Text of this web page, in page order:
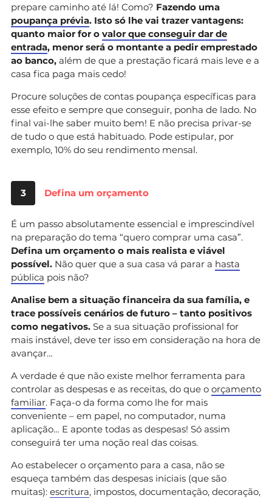
prepare caminho até lá! Como? Fazendo uma
poupança prévia. Isto só lhe vai trazer vantagens:
quanto maior for o valor que conseguir dar de
entrada, menor será o montante a pedir emprestado
ao banco, além de que a prestação ficará mais leve e a
casa fica paga mais cedo!
Procure soluções de contas poupança específicas para
esse efeito e sempre que conseguir, ponha de lado. No
final vai-lhe saber muito bem! E não precisa privar-se
de tudo o que está habituado. Pode estipular, por
exemplo, 10% do seu rendimento mensal.
3 Defina um orçamento
É um passo absolutamente essencial e imprescindível
na preparação do tema “quero comprar uma casa”.
Defina um orçamento o mais realista e viável
possível. Não quer que a sua casa vá parar a hasta
pública pois não?
Analise bem a situação financeira da sua família, e
trace possíveis cenários de futuro – tanto positivos
como negativos. Se a sua situação profissional for
mais instável, deve ter isso em consideração na hora de
avançar…
A verdade é que não existe melhor ferramenta para
controlar as despesas e as receitas, do que o orçamento
familiar. Faça-o da forma como lhe for mais
conveniente – em papel, no computador, numa
aplicação… E aponte todas as despesas! Só assim
conseguirá ter uma noção real das coisas.
Ao estabelecer o orçamento para a casa, não se
esqueça também das despesas iniciais (que são
muitas): escritura, impostos, documentação, decoração,